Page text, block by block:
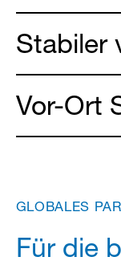
Stabiler
Vor-Ort
GLOBALES
Für die